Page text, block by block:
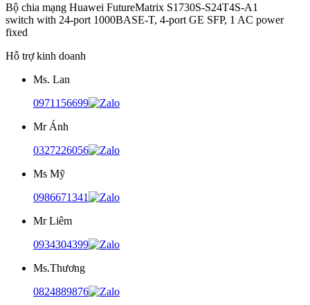
Bộ chia mạng Huawei FutureMatrix S1730S-S24T4S-A1
switch with 24-port 1000BASE-T, 4-port GE SFP, 1 AC power
fixed
Hỗ trợ kinh doanh
Ms. Lan
0971156699
Mr Ánh
0327226056
Ms Mỹ
0986671341
Mr Liêm
0934304399
Ms.Thương
0824889876